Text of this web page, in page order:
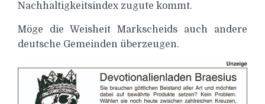
Nachhaltigkeitsindex zugute kommt.
Möge die Weisheit Markscheids auch andere
deutsche Gemeinden überzeugen.